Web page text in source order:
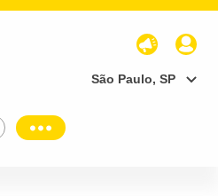
São Paulo, SP